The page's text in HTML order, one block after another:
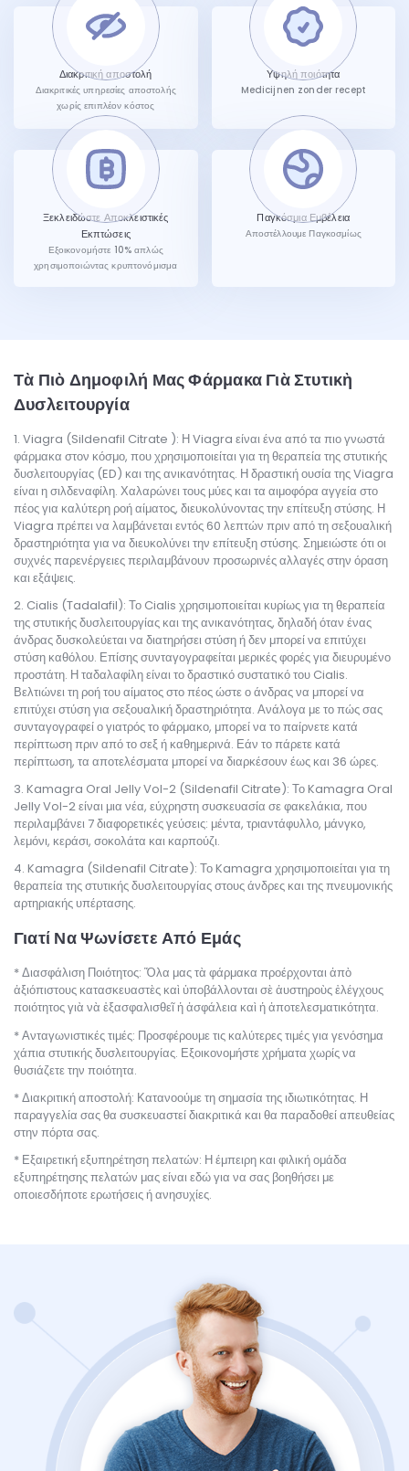
Διακριτική αποστολή
Διακριτικές υπηρεσίες αποστολής
χωρίς επιπλέον κόστος
Υψηλή ποιότητα
Medicijnen zonder recept
Ξεκλειδώστε Αποκλειστικές
Εκπτώσεις
Εξοικονομήστε 10% απλώς
χρησιμοποιώντας κρυπτονόμισμα
Παγκόσμια Εμβέλεια
Αποστέλλουμε Παγκοσμίως
Τὰ Πιὸ Δημοφιλή Μας Φάρμακα Γιὰ Στυτικὴ
Δυσλειτουργία
Viagra (Sildenafil Citrate ): Η Viagra είναι ένα από τα πιο γνωστά
φάρμακα στον κόσμο, που χρησιμοποιείται για τη θεραπεία της στυτικής
δυσλειτουργίας (ED) και της ανικανότητας. Η δραστική ουσία της Viagra
είναι η σιλδεναφίλη. Χαλαρώνει τους μύες και τα αιμοφόρα αγγεία στο
πέος για καλύτερη ροή αίματος, διευκολύνοντας την επίτευξη στύσης. Η
Viagra πρέπει να λαμβάνεται εντός 60 λεπτών πριν από τη σεξουαλική
δραστηριότητα για να διευκολύνει την επίτευξη στύσης. Σημειώστε ότι οι
συχνές παρενέργειες περιλαμβάνουν προσωρινές αλλαγές στην όραση
και εξάψεις.
Cialis (Tadalafil): Το Cialis χρησιμοποιείται κυρίως για τη θεραπεία
της στυτικής δυσλειτουργίας και της ανικανότητας, δηλαδή όταν ένας
άνδρας δυσκολεύεται να διατηρήσει στύση ή δεν μπορεί να επιτύχει
στύση καθόλου. Επίσης συνταγογραφείται μερικές φορές για διευρυμένο
προστάτη. Η ταδαλαφίλη είναι το δραστικό συστατικό του Cialis.
Βελτιώνει τη ροή του αίματος στο πέος ώστε ο άνδρας να μπορεί να
επιτύχει στύση για σεξουαλική δραστηριότητα. Ανάλογα με το πώς σας
συνταγογραφεί ο γιατρός το φάρμακο, μπορεί να το παίρνετε κατά
περίπτωση πριν από το σεξ ή καθημερινά. Εάν το πάρετε κατά
περίπτωση, τα αποτελέσματα μπορεί να διαρκέσουν έως και 36 ώρες.
Kamagra Oral Jelly Vol-2 (Sildenafil Citrate): Το Kamagra Oral
Jelly Vol-2 είναι μια νέα, εύχρηστη συσκευασία σε φακελάκια, που
περιλαμβάνει 7 διαφορετικές γεύσεις: μέντα, τριαντάφυλλο, μάνγκο,
λεμόνι, κεράσι, σοκολάτα και καρπούζι.
Kamagra (Sildenafil Citrate): Το Kamagra χρησιμοποιείται για τη
θεραπεία της στυτικής δυσλειτουργίας στους άνδρες και της πνευμονικής
αρτηριακής υπέρτασης.
Γιατί Να Ψωνίσετε Από Εμάς
Διασφάλιση Ποιότητος: Ὅλα μας τὰ φάρμακα προέρχονται ἀπὸ
ἀξιόπιστους κατασκευαστὲς καὶ ὑποβάλλονται σὲ ἀυστηροὺς ἐλέγχους
ποιότητος γιὰ νὰ ἐξασφαλισθεῖ ἡ ἀσφάλεια καὶ ἡ ἀποτελεσματικότητα.
Ανταγωνιστικές τιμές: Προσφέρουμε τις καλύτερες τιμές για γενόσημα
χάπια στυτικής δυσλειτουργίας. Εξοικονομήστε χρήματα χωρίς να
θυσιάζετε την ποιότητα.
Διακριτική αποστολή: Κατανοούμε τη σημασία της ιδιωτικότητας. Η
παραγγελία σας θα συσκευαστεί διακριτικά και θα παραδοθεί απευθείας
στην πόρτα σας.
Εξαιρετική εξυπηρέτηση πελατών: Η έμπειρη και φιλική ομάδα
εξυπηρέτησης πελατών μας είναι εδώ για να σας βοηθήσει με
οποιεσδήποτε ερωτήσεις ή ανησυχίες.